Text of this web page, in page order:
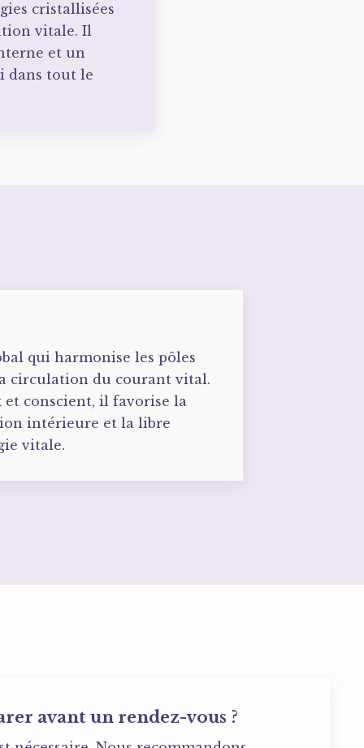
cristallisées
vitale. Il
et un
dans tout le
qui harmonise les pôles
circulation du courant vital.
conscient, il favorise la
intérieure et la libre
vitale.
avant un rendez-vous ?